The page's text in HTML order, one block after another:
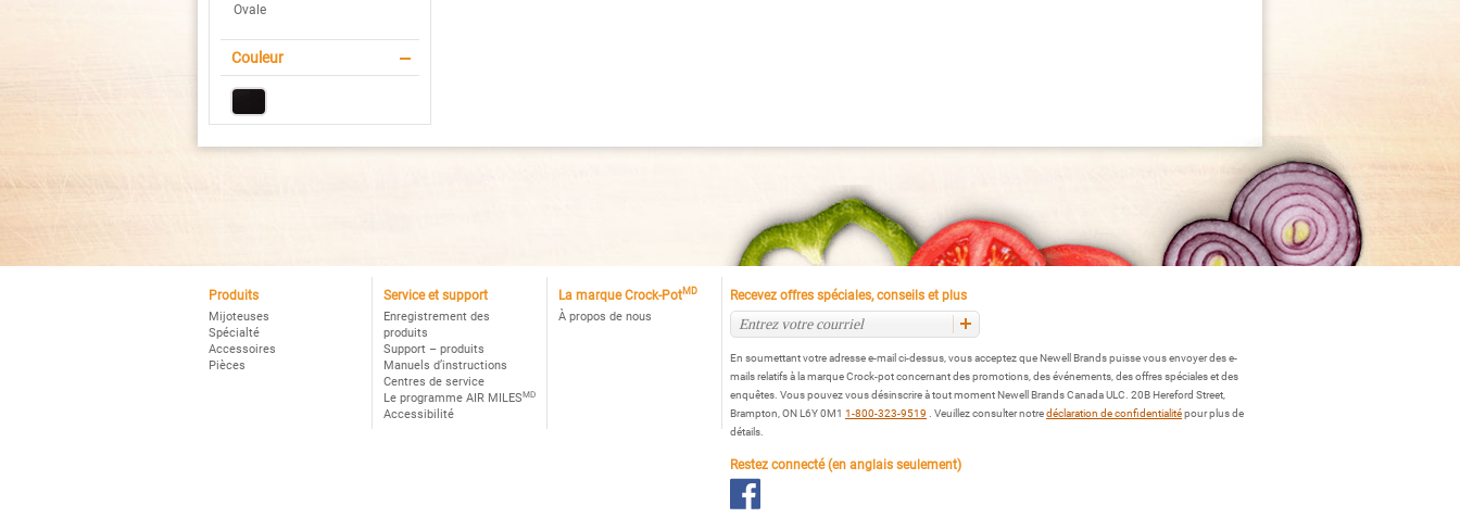
Ovale
Couleur
Produits
Mijoteuses
Spécialté
Accessoires
Pièces
Service et support
Enregistrement des
produits
Support – produits
Manuels d’instructions
Centres de service
Le programme AIR MILESMD
Accessibilité
La marque Crock-PotMD
À propos de nous
Recevez offres spéciales, conseils et plus
En soumettant votre adresse e-mail ci-dessus, vous acceptez que Newell Brands puisse vous envoyer des e-
mails relatifs à la marque Crock-pot concernant des promotions, des événements, des offres spéciales et des
enquêtes. Vous pouvez vous désinscrire à tout moment Newell Brands Canada ULC. 20B Hereford Street,
Brampton, ON L6Y 0M1 1-800-323-9519 . Veuillez consulter notredéclaration de confidentialitépour plus de
détails.
Restez connecté (en anglais seulement)